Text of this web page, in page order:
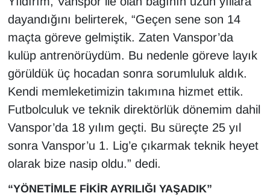
dayandığını belirterek, “Geçen sene son 14
maçta göreve gelmiştik. Zaten Vanspor’da
kulüp antrenörüydüm. Bu nedenle göreve layık
görüldük üç hocadan sonra sorumluluk aldık.
Kendi memleketimizin takımına hizmet ettik.
Futbolculuk ve teknik direktörlük dönemim dahil
Vanspor’da 18 yılım geçti. Bu süreçte 25 yıl
sonra Vanspor’u 1. Lig’e çıkarmak teknik heyet
olarak bize nasip oldu.” dedi.
“YÖNETİMLE FİKİR AYRILIĞI YAŞADIK”
SAĞLIK
Seri İlan
Sinema - TV
SİYASET
SPOR
TEBRİK